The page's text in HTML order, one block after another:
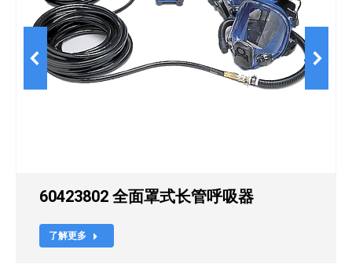
60423802 全面罩式长管呼吸器
了解更多